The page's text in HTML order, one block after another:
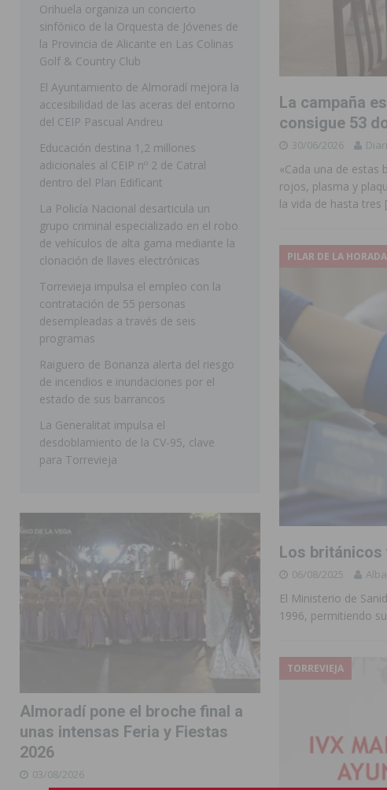
[ 07/08/2026 ] Bigastro se viste de gala para la coronación de
[ 07/08/2026 ]
Rojales clausura con éxito las Fiestas de las
[ 06/08/2026 ]
Redován presenta la programación de sus
Arcángel
REDOVÁN
[ 06/08/2026 ]
El PSOE denuncia una nueva prórroga de la
[ 07/08/2026 ] FEGADO 2026 cierra con un balance histórico
DOLORES
Los Montesinos refuerza su apoyo a la
[ 07/08/2026 ] Orihuela cumple los objetivos de ‘Refluye Mi
ORIHUELA
[ 07/08/2026 ]
Orihuela organiza un concierto sinfónico de la
Golf & Country Club
La campaña
consigue 53
30/06/2026
«Cada una de
rojos, plasma y
la vida de hasta tres
PILAR DE LA
Los británicos
06/08/2025
El Ministerio de
1996, permitiendo
TORREVIEJA
Orihuela organiza un concierto
sinfónico de la Orquesta de Jóvenes de
la Provincia de Alicante en Las Colinas
Golf & Country Club
El Ayuntamiento de Almoradí mejora la
accesibilidad de las aceras del entorno
del CEIP Pascual Andreu
Educación destina 1,2 millones
adicionales al CEIP nº 2 de Catral
dentro del Plan Edificant
La Policía Nacional desarticula un
grupo criminal especializado en el robo
de vehículos de alta gama mediante la
clonación de llaves electrónicas
Torrevieja impulsa el empleo con la
contratación de 55 personas
desempleadas a través de seis
programas
Raiguero de Bonanza alerta del riesgo
de incendios e inundaciones por el
estado de sus barrancos
La Generalitat impulsa el
desdoblamiento de la CV-95, clave
para Torrevieja
Almoradí pone el broche final a
unas intensas Feria y Fiestas
2026
03/08/2026